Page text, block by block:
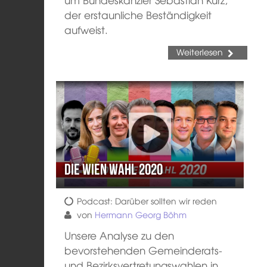
der erstaunliche Beständigkeit
aufweist.
Weiterlesen
Die Wien Wahl 2020
Podcast: Darüber sollten wir reden
von Hermann Georg Böhm
Unsere Analyse zu den
bevorstehenden Gemeinderats-